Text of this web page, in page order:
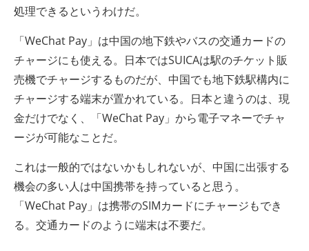
処理できるというわけだ。
「WeChat Pay」は中国の地下鉄やバスの交通カードの
チャージにも使える。日本ではSUICAは駅のチケット販
売機でチャージするものだが、中国でも地下鉄駅構内に
チャージする端末が置かれている。日本と違うのは、現
金だけでなく、「WeChat Pay」から電子マネーでチャ
ージが可能なことだ。
これは一般的ではないかもしれないが、中国に出張する
機会の多い人は中国携帯を持っていると思う。
「WeChat Pay」は携帯のSIMカードにチャージもでき
る。交通カードのように端末は不要だ。